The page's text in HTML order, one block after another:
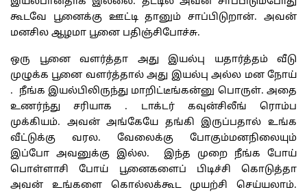
கூடவே பூனைக்கு ஊட்டி தானும் சாப்பிடுறான். அவன்
மனசில ஆழமா பூனை பதிஞ்சிபோச்சு.
ஒரு பூனை வளர்த்தா அது இயல்பு யதார்த்தம் வீடு
முழுக்க பூனை வளர்த்தால் அது இயல்பு அல்ல மன நோய்
. நீங்க இயல்பிலிருந்து மாறிட்டீங்கன்னு பொருள். அதை
உணர்ந்து சரியாக . டாக்டர் கவுன்சிலீங் ரொம்ப
முக்கியம். அவன் அங்கேயே தங்கி இருப்பதால் உங்க
வீட்டுக்கு வரல. வேலைக்கு போகும்மனநிலையும்
இப்போ அவனுக்கு இல்ல. இந்த முறை நீங்க போய்
பொள்ளாசி போய் பூனைகளைப் பிடிச்சி கொடுத்தா
அவன் உங்களை கொல்லக்கூட முயற்சி செய்யலாம்.